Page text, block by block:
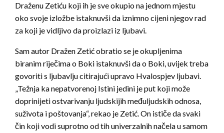
Draženu Zetiću koji ih je sve okupio na jednom mjestu
oko svoje izložbe istaknuvši da iznimno cijeni njegov rad
za koji je vidljivo da proizlazi iz ljubavi.
Sam autor Dražen Zetić obratio se je okupljenima
biranim riječima o Boki istaknuvši da o Boki, uvijek treba
govoriti s ljubavlju citirajući upravo Hvalospjev ljubavi.
„Težnja ka nepatvorenoj Istini jedini je put koji može
doprinijeti ostvarivanju ljudskijih međuljudskih odnosa,
suživota i poštovanja“, rekao je Zetić. On ističe da svaki
čin koji vodi suprotno od tih univerzalnih načela u samom